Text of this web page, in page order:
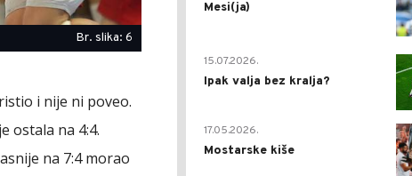
Br. slika: 6
i nije ni poveo.
ostala na 4:4.
na 7:4 morao
Mesi(ja)
15.07.2026.
Ipak valja bez kralja?
17.05.2026.
Mostarske kiše